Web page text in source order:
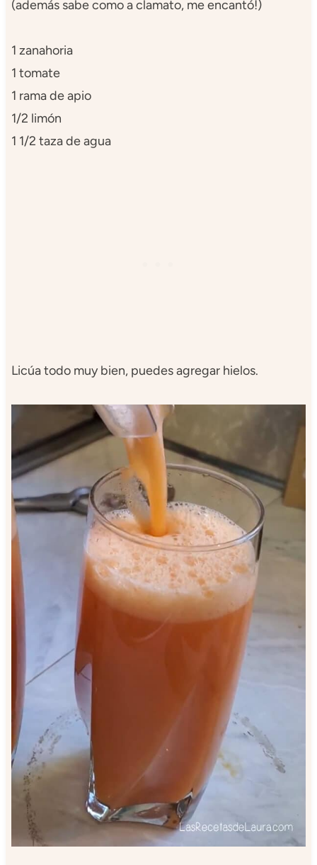
(además sabe como a clamato, me encantó!)
1 zanahoria
1 tomate
1 rama de apio
1/2 limón
1 1/2 taza de agua
Licúa todo muy bien, puedes agregar hielos.